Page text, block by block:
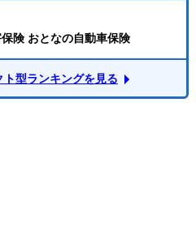
険 おとなの自動車保険
型ランキングを見る